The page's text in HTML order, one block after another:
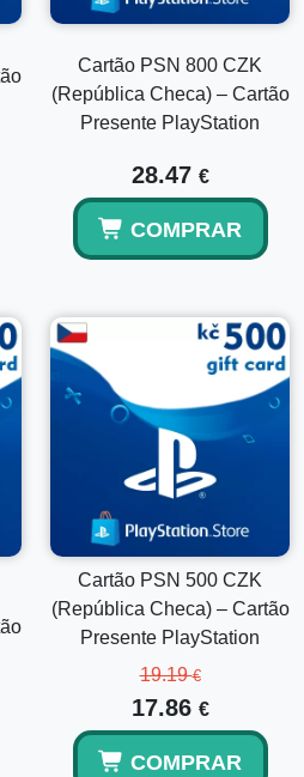
ser gasto em várias compras
entregue eletronicamente por
podem ser resgatados na
Cartão PSN 800 CZK
(República Checa) – Cartão
Presente PlayStation
28.47 €
COMPRAR
Cartão PSN 500 CZK
(República Checa) – Cartão
Presente PlayStation
19.19€
17.86 €
COMPRAR